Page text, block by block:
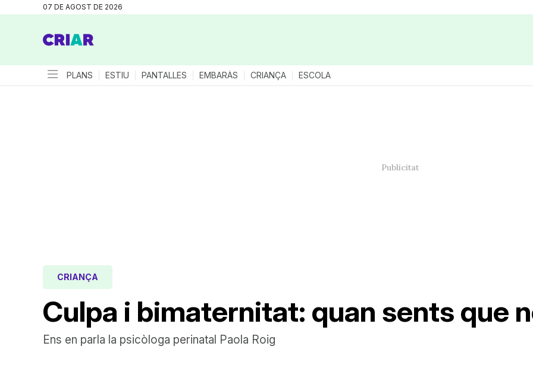
07 DE AGOST DE 2026
PLANS ESTIU PANTALLES EMBARÀS CRIANÇA ESCOLA
Culpa i bimaternitat: quan sents que
CRIANÇA
Ens en parla la psicòloga perinatal Paola Roig